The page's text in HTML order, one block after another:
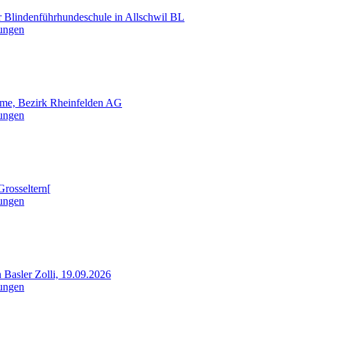
Blindenführhundeschule in Allschwil BL
Bezirk Rheinfelden AG
Basler Zolli, 19.09.2026